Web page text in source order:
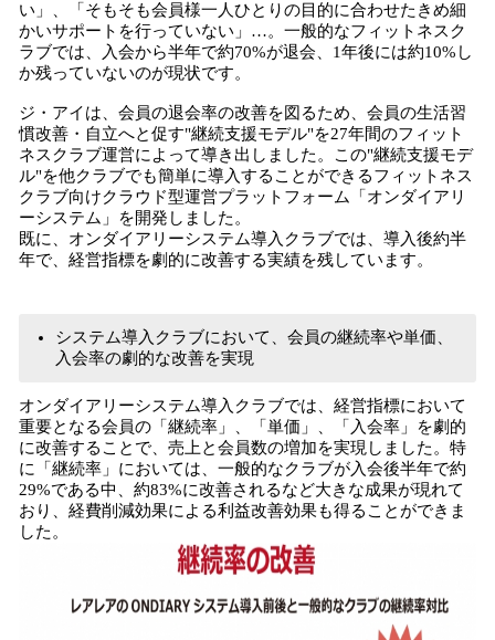
い」、「そもそも会員様一人ひとりの目的に合わせたきめ細
かいサポートを行っていない」…。一般的なフィットネスク
ラブでは、入会から半年で約70%が退会、1年後には約10%し
か残っていないのが現状です。
ジ・アイは、会員の退会率の改善を図るため、会員の生活習
慣改善・自立へと促す"継続支援モデル"を27年間のフィット
ネスクラブ運営によって導き出しました。この"継続支援モデ
ル"を他クラブでも簡単に導入することができるフィットネス
クラブ向けクラウド型運営プラットフォーム「オンダイアリ
ーシステム」を開発しました。
既に、オンダイアリーシステム導入クラブでは、導入後約半
年で、経営指標を劇的に改善する実績を残しています。
システム導入クラブにおいて、会員の継続率や単価、
入会率の劇的な改善を実現
オンダイアリーシステム導入クラブでは、経営指標において
重要となる会員の「継続率」、「単価」、「入会率」を劇的
に改善することで、売上と会員数の増加を実現しました。特
に「継続率」においては、一般的なクラブが入会後半年で約
29%である中、約83%に改善されるなど大きな成果が現れて
おり、経費削減効果による利益改善効果も得ることができま
した。